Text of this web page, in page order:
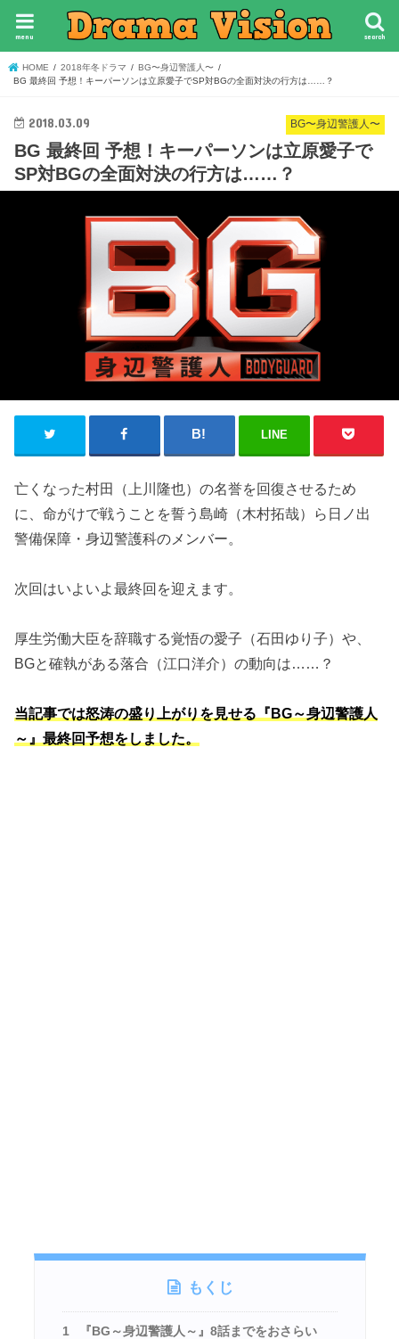
search
menu
HOME 2018年冬ドラマ
BG〜身辺警護人〜
BG 最終回 予想！キーパーソンは立原愛子でSP対BGの全面対決の行方は……？
BG〜身辺警護人〜
2018.03.09
BG 最終回 予想！キーパーソンは立原愛子で
SP対BGの全面対決の行方は……？
LINE
亡くなった村田（上川隆也）の名誉を回復させるため
に、命がけで戦うことを誓う島崎（木村拓哉）ら日ノ出
警備保障・身辺警護科のメンバー。
次回はいよいよ最終回を迎えます。
厚生労働大臣を辞職する覚悟の愛子（石田ゆり子）や、
BGと確執がある落合（江口洋介）の動向は……？
当記事では怒涛の盛り上がりを見せる『BG～身辺警護人
～』最終回予想をしました。
もくじ
1 『BG～身辺警護人～』8話までをおさらい